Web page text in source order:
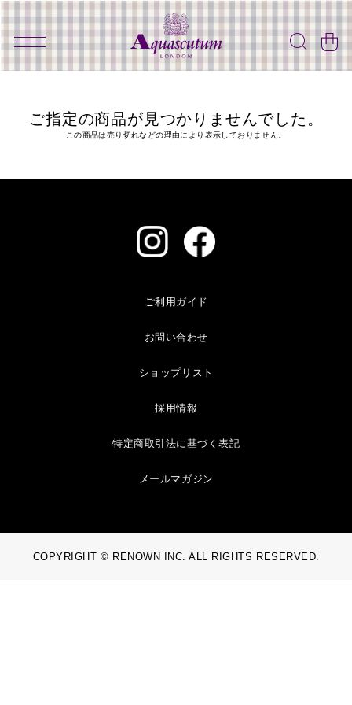
ご指定の商品が見つかりませんでした。
この商品は売り切れなどの理由により表示しておりません。
ご利用ガイド
お問い合わせ
ショップリスト
採用情報
特定商取引法に基づく表記
メールマガジン
COPYRIGHT © RENOWN INC. ALL RIGHTS RESERVED.